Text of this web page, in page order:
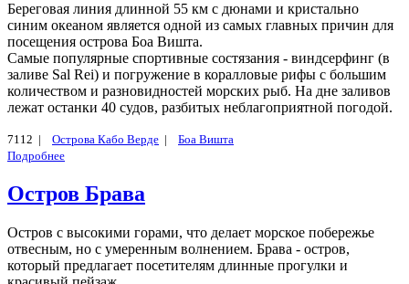
Береговая линия длинной 55 км с дюнами и кристально
синим океаном является одной из самых главных причин для
посещения острова Боа Вишта.
Самые популярные спортивные состязания - виндсерфинг (в
заливе Sal Rei) и погружение в коралловые рифы с большим
количеством и разновидностей морских рыб. На дне заливов
лежат останки 40 судов, разбитых неблагоприятной погодой.
7112 | Острова Кабо Верде |
Боа Вишта
Подробнее
Остров Брава
Остров с высокими горами, что делает морское побережье
отвесным, но с умеренным волнением. Брава - остров,
который предлагает посетителям длинные прогулки и